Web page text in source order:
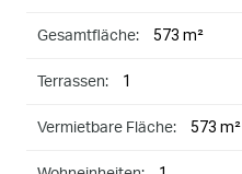
Gesamtfläche: 573 m²
Terrassen: 1
Vermietbare Fläche: 573 m²